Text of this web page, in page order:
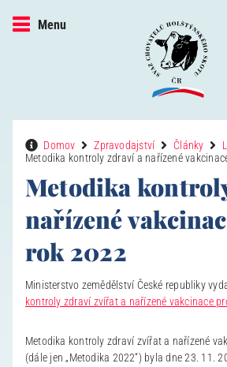
Menu
Domov Zpravodajství Články
Metodika kontroly zdraví a nařízené
Metodika
nařízené
rok 2022
Ministerstvo zemědělství České republiky
kontroly zdraví zvířat a nařízené vakcinace
Metodika kontroly zdraví zvířat a nařízené
(dále jen „Metodika 2022“) byla dne 23. 11.